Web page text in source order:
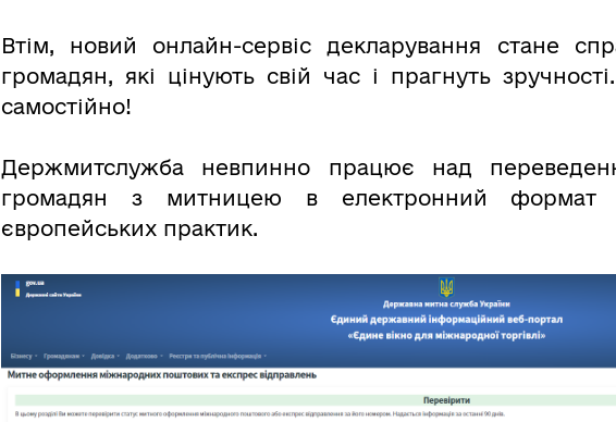
Втім, новий онлайн-сервіс декларування стане
громадян, які цінують свій час і прагнуть
самостійно!
Держмитслужба невпинно працює над
громадян з митницею в електронний формат
європейських практик.